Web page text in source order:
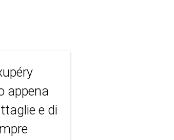
appena
e di